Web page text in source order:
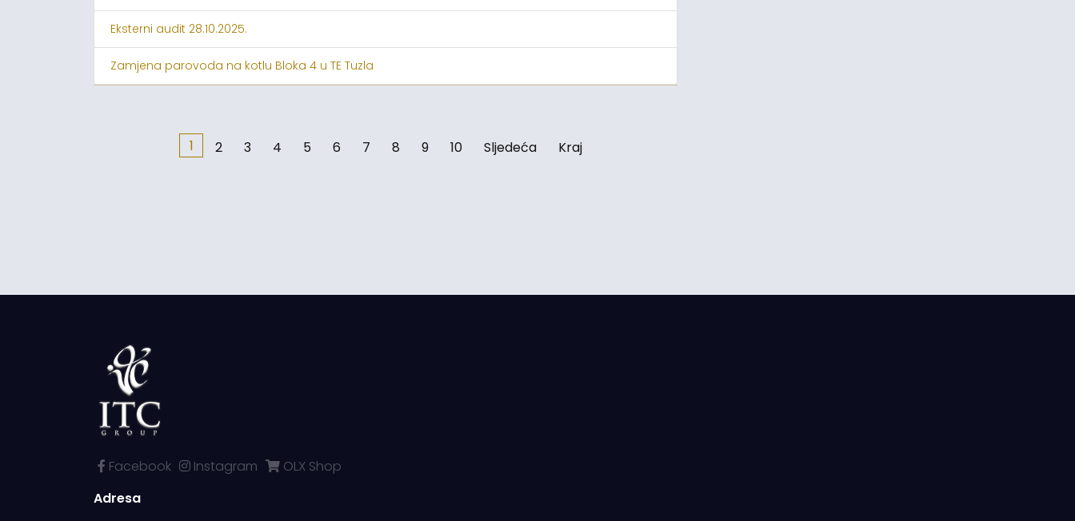
Eksterni audit 28.10.2025.
Zamjena parovoda na kotlu Bloka 4 u TE Tuzla
1 2 3 4 5 6 7 8 9 10 Sljedeća Kraj
Facebook Instagram
OLX Shop
Adresa